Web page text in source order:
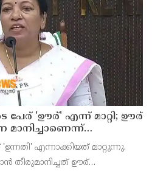
മാമ്പഴ കഷ്ണങ്ങളിലേയ്ക്
'ഊര്' എന്ന് മാറ്റി; ഊര്
മാനിച്ചാണെന്ന്
വികസന മന്ത്രി കെ എ
എന്നാക്കിയത് മാറ്റുന്നു.
തീരുമാനിച്ചത് ഊര്